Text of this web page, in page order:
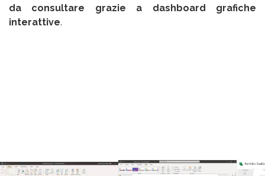
da consultare grazie a dashboard grafiche
interattive.